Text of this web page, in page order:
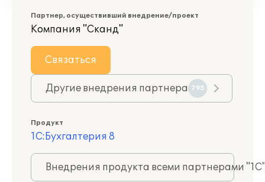
Партнер, осуществивший внедрение/проект
Компания "Сканд"
Связаться
Другие внедрения партнера 795
Продукт
1С:Бухгалтерия 8
Внедрения продукта всеми партнерами